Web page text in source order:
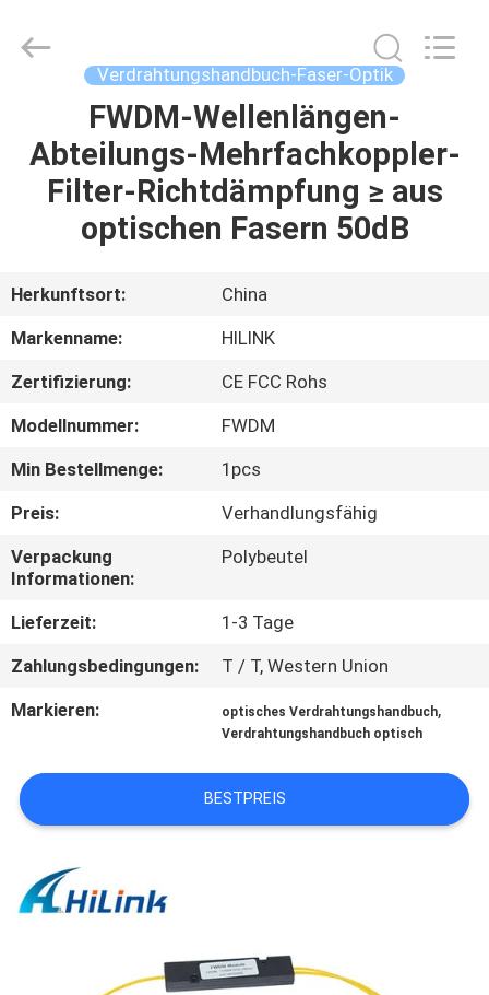
HAUSE
PRODUKTE
ÜBER
UNS
WERKSBESICHTIGUNG
QUALITÄTSKONTROLLE
KONTAKT
MIT
UNS
NEUIGKEITEN
BITTE UM
EIN
ANGEBOT
Co.,Ltd..
Verdrahtungshandbuch-Faser-Optik
FWDM-Wellenlängen-
Abteilungs-Mehrfachkoppler-
Filter-Richtdämpfung ≥ aus
optischen Fasern 50dB
Herkunftsort:
China
Markenname:
HILINK
Zertifizierung:
CE FCC Rohs
Modellnummer:
FWDM
Min Bestellmenge:
1pcs
Preis:
Verhandlungsfähig
Verpackung
Informationen:
Polybeutel
Lieferzeit:
1-3 Tage
Zahlungsbedingungen:
T / T, Western Union
Markieren:
optisches Verdrahtungshandbuch,
Verdrahtungshandbuch optisch
BESTPREIS